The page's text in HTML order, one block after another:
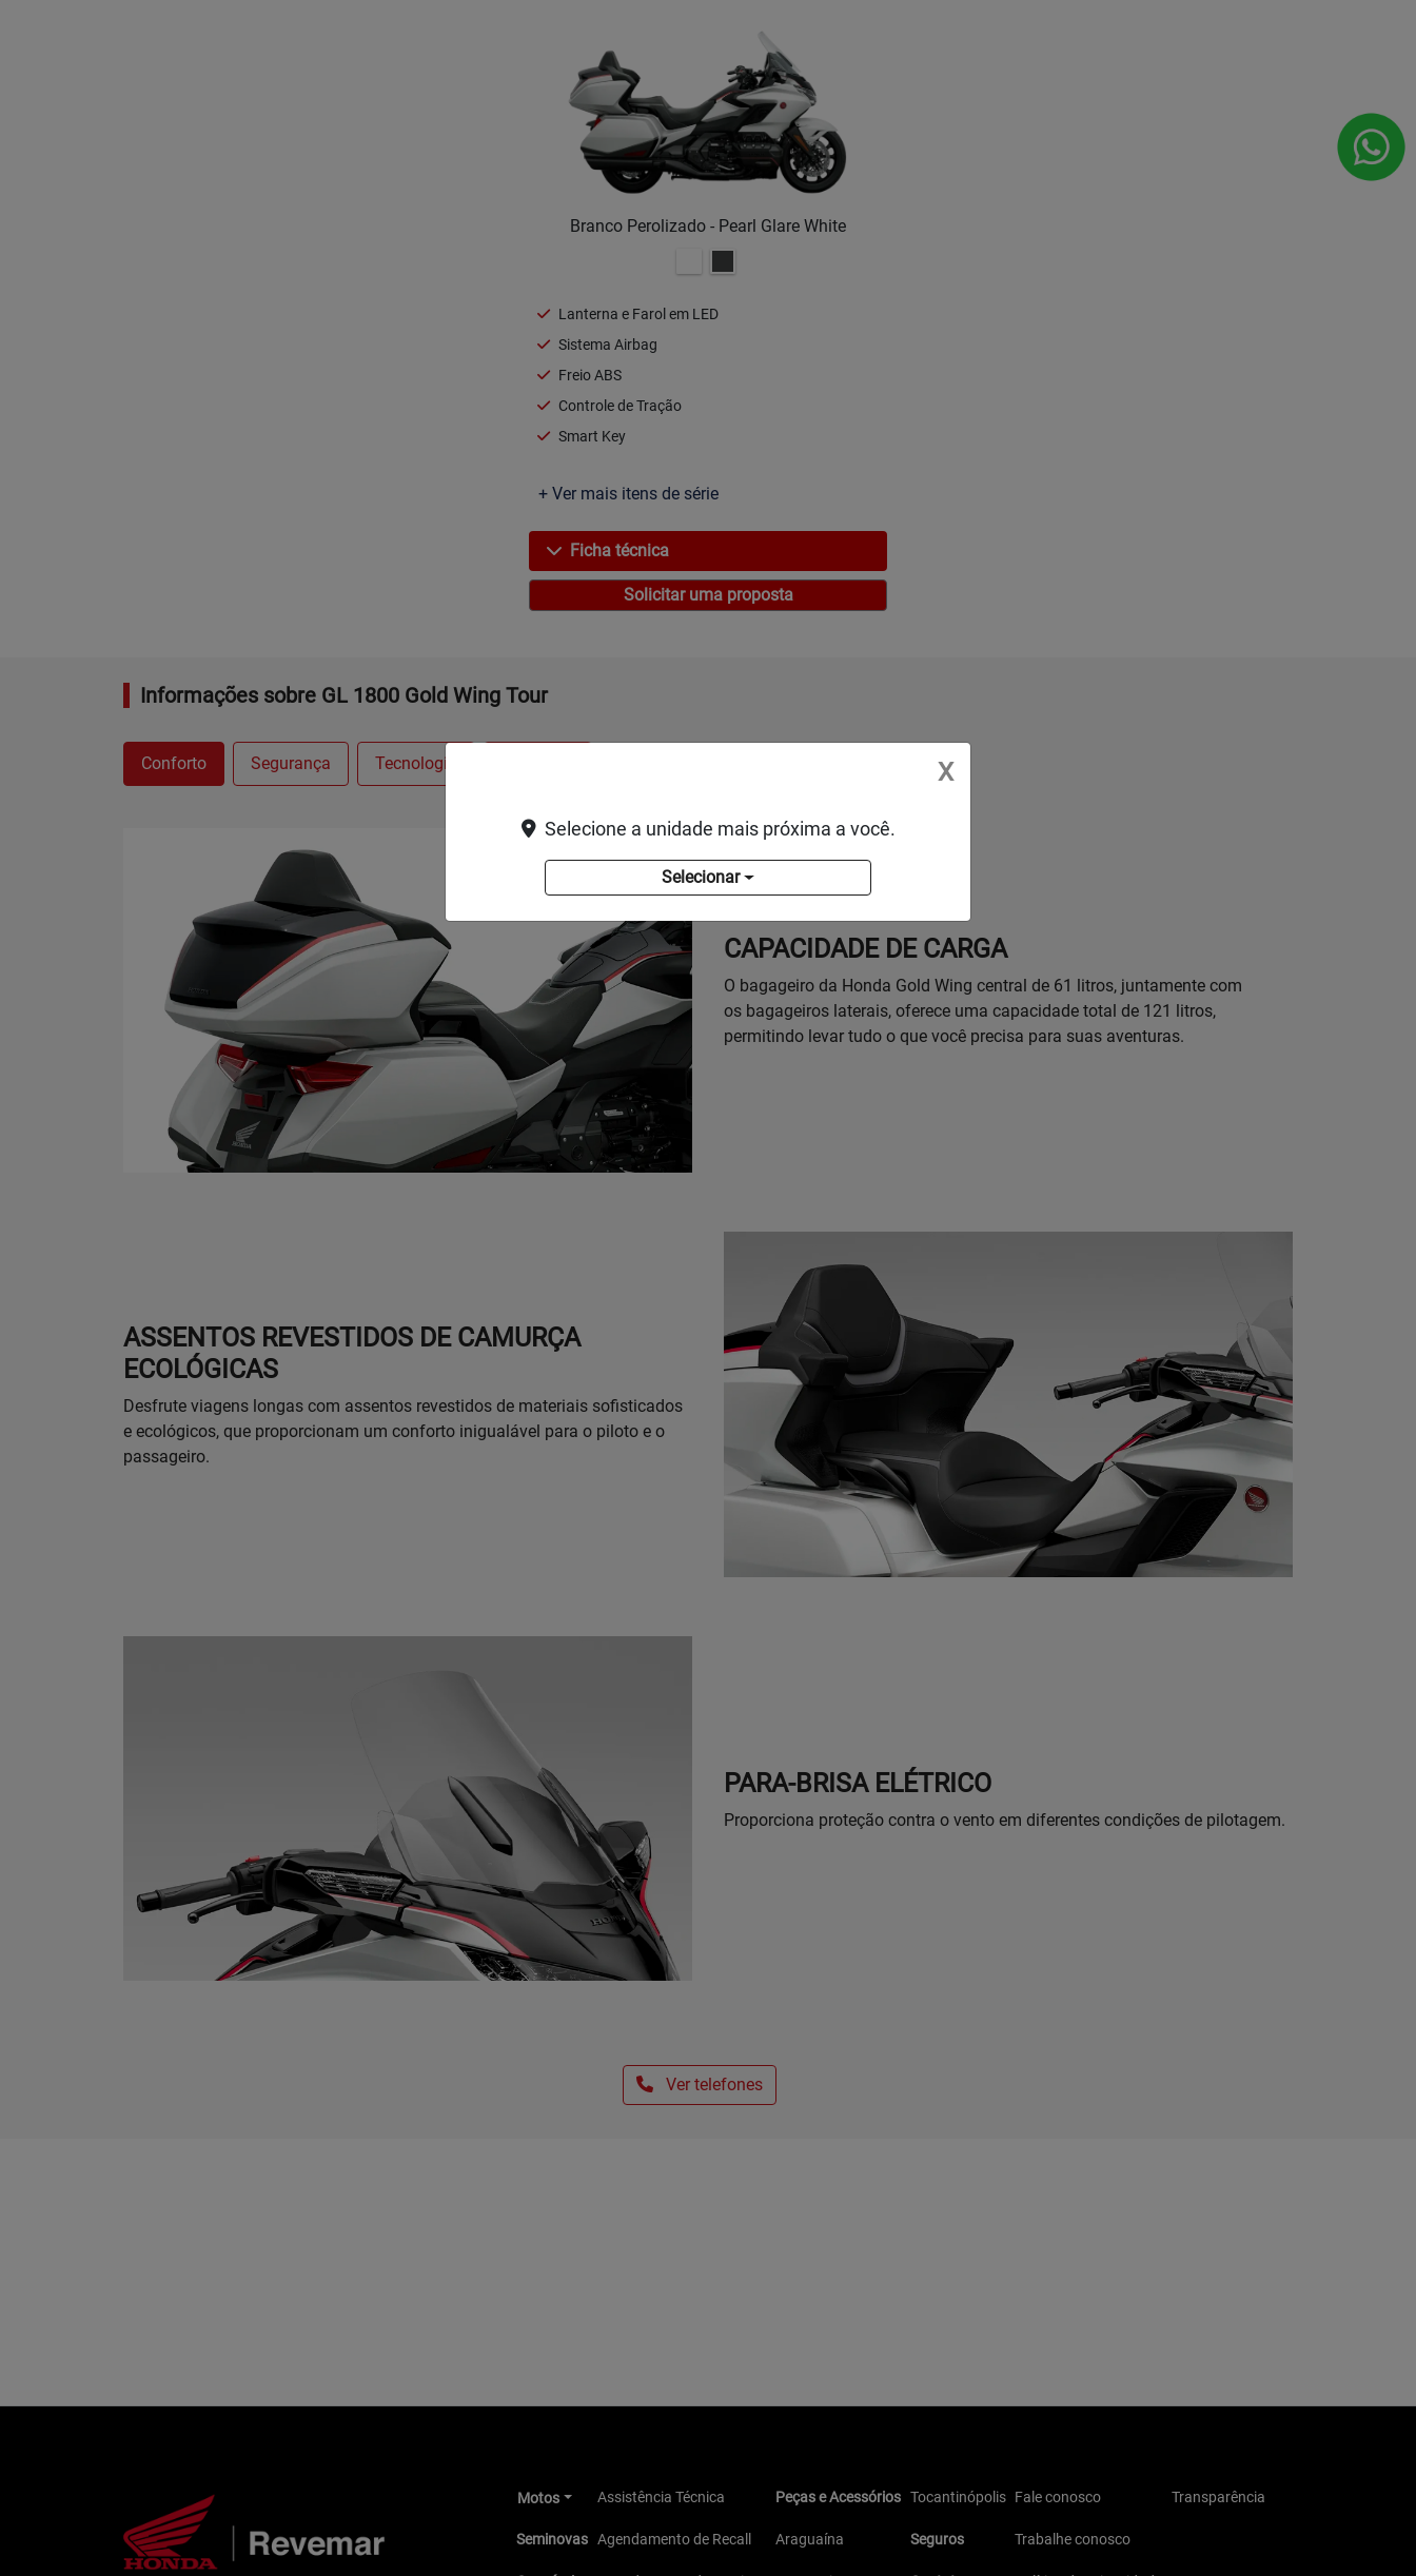
Branco Perolizado - Pearl Glare White
Lanterna e Farol em LED
Sistema Airbag
Freio ABS
Controle de Tração
Smart Key
+ Ver mais itens de série
Ficha técnica
Solicitar uma proposta
Informações sobre GL 1800 Gold Wing Tour
Conforto Segurança Tecnologia
CAPACIDADE DE CARGA
O bagageiro da Honda Gold Wing central de 61 litros, juntamente com
os bagageiros laterais, oferece uma capacidade total de 121 litros,
permitindo levar tudo o que você precisa para suas aventuras.
ASSENTOS REVESTIDOS DE CAMURÇA
ECOLÓGICAS
Desfrute viagens longas com assentos revestidos de materiais sofisticados
e ecológicos, que proporcionam um conforto inigualável para o piloto e o
passageiro.
PARA-BRISA ELÉTRICO
Proporciona proteção contra o vento em diferentes condições de pilotagem.
Ver telefones
Motos
Seminovas
Assistência Técnica
Agendamento de Recall
Peças e Acessórios
Araguaína
Tocantinópolis
Seguros
Fale conosco
Trabalhe conosco
Transparência
X
Selecione a unidade mais próxima a você.
Selecionar